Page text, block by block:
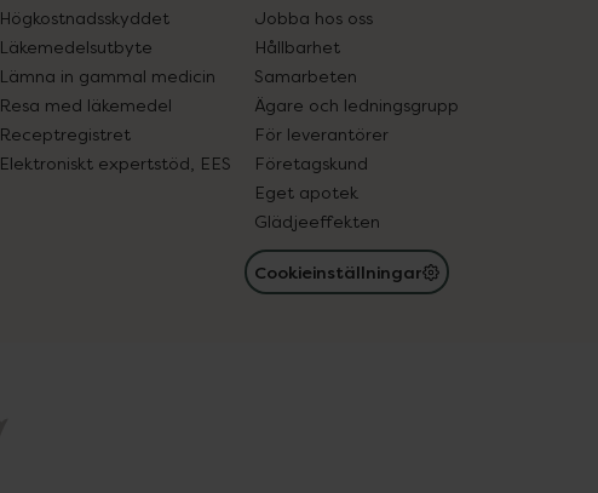
Högkostnadsskyddet
Läkemedelsutbyte
Lämna in gammal medicin
Resa med läkemedel
Receptregistret
Elektroniskt expertstöd, EES
Jobba hos oss
Hållbarhet
Samarbeten
Ägare och ledningsgrupp
För leverantörer
Företagskund
Eget apotek
Glädjeeffekten
Cookieinställningar